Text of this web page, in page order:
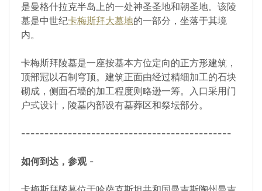
是曼格什拉克半岛上的一处神圣圣地和朝圣地。该陵
墓是中世纪卡梅斯拜大墓地的一部分，坐落于其境
内。
卡梅斯拜陵墓是一座按基本方位定向的正方形建筑，
顶部冠以石制穹顶。建筑正面由经过精细加工的石块
砌成，侧面石墙的加工程度则略逊一筹。入口采用门
户式设计，陵墓内部设有墓葬区和祭坛部分。
---------------------------------------------
如何到达，参观-